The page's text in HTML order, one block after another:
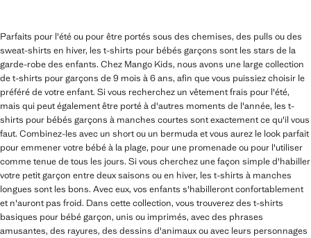
Parfaits pour l'été ou pour être portés sous des chemises, des pulls ou des
sweat-shirts en hiver, les t-shirts pour bébés garçons sont les stars de la
garde-robe des enfants. Chez Mango Kids, nous avons une large collection
de t-shirts pour garçons de 9 mois à 6 ans, afin que vous puissiez choisir le
préféré de votre enfant. Si vous recherchez un vêtement frais pour l'été,
mais qui peut également être porté à d'autres moments de l'année, les t-
shirts pour bébés garçons à manches courtes sont exactement ce qu'il vous
faut. Combinez-les avec un short ou un bermuda et vous aurez le look parfait
pour emmener votre bébé à la plage, pour une promenade ou pour l'utiliser
comme tenue de tous les jours. Si vous cherchez une façon simple d'habiller
votre petit garçon entre deux saisons ou en hiver, les t-shirts à manches
longues sont les bons. Avec eux, vos enfants s'habilleront confortablement
et n'auront pas froid. Dans cette collection, vous trouverez des t-shirts
basiques pour bébé garçon, unis ou imprimés, avec des phrases
amusantes, des rayures, des dessins d'animaux ou avec leurs personnages